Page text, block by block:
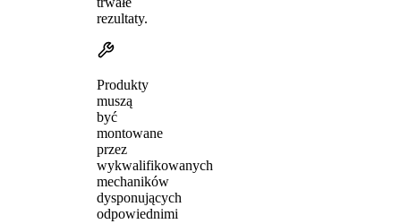
rezultaty.
Produkty
muszą
być
montowane
przez
wykwalifikowanych
mechaników
dysponujących
odpowiednimi